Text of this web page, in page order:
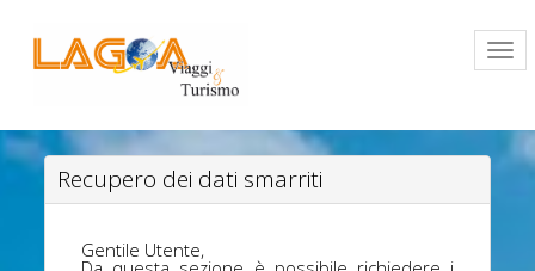
Recupero dei dati smarriti
Gentile Utente,